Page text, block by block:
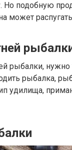
Но подобную
может
рыбалки,
рыбалка,
удилища,